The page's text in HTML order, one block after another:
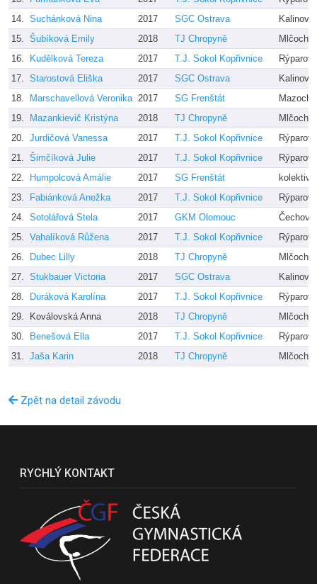
14. Suchánková Nina 2017 SGC Ostrava
Kalinová
15. Šubíková Emily 2018 TJ Chropyně
16.
Kudělková Tereza 2017 T.J. Sokol Kopřivnice
17. Starostová Eliška 2017 SGC Ostrava
Kalinová
18.
Marschavellová Veronika 2017 SG Frenštát
19.
Mazankievič Kristýna 2018 TJ Chropyně
20. Jurdičová Vanessa 2017 T.J. Sokol Kopřivnice
21. Šimčíková Julie 2017 T.J. Sokol Kopřivnice
22.
Humpolcová Amálie 2017 SG Frenštát
kolektiv
23.
Fabiánková Anežka 2017 T.J. Sokol Kopřivnice
24. Sotolářová Stela 2017 GKM Olomouc
25. Vahalíková Růžena 2017 T.J. Sokol Kopřivnice
26.
Dubec Lilly 2018 TJ Chropyně
27. Stukbauer Victoria 2017 SGC Ostrava
Kalinová
28.
Duráková Karolína 2017 T.J. Sokol Kopřivnice
29.
Koválovská Anna 2018 TJ Chropyně
30.
Benešová Ella 2017 T.J. Sokol Kopřivnice
31. Jaša Karin 2018 TJ Chropyně
Zpět na detail závodu
RYCHLÝ KONTAKT